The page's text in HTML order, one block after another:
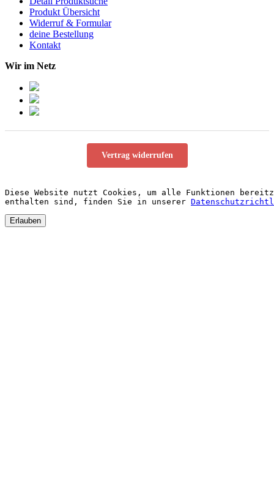
Produkt Übersicht
Widerruf & Formular
deine Bestellung
Kontakt
Wir im Netz
Vertrag widerrufen
Diese Website nutzt Cookies, um alle Funktionen
enthalten sind, finden Sie in unserer
Erlauben